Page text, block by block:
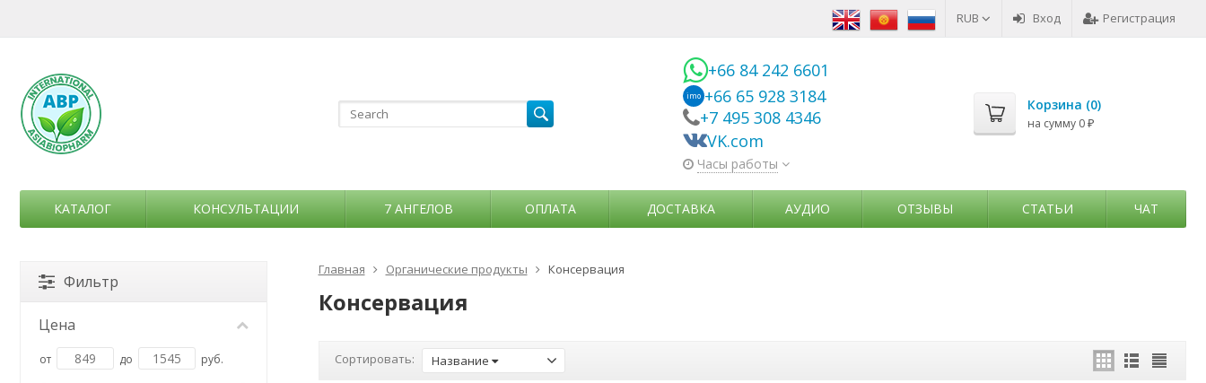
RUB Вход Регистрация
+66 84 242 6601
imo +66 65 928 3184
+7 495 308 4346
VK.com
Часы работы
Корзина (0)
на сумму 0 ₽
КАТАЛОГ КОНСУЛЬТАЦИИ 7 АНГЕЛОВ ОПЛАТА ДОСТАВКА АУДИО ОТЗЫВЫ СТАТЬИ ЧАТ
Главная Органические продукты Консервация
Консервация
Сортировать: Название
Фильтр
Цена
от до руб.